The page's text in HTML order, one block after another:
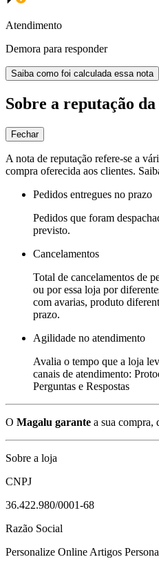
Atendimento
Demora para responder
Saiba como foi calculada essa nota
Sobre a reputação
Fechar
A nota de reputação refere-se a
compra oferecida aos clientes.
Pedidos entregues no prazo
Pedidos que foram
previsto.
Cancelamentos
Total de cancelamentos de
ou por essa loja por
com avarias, produto
prazo.
Agilidade no atendimento
Avalia o tempo que a loja
canais de atendimento:
Perguntas e Respostas
O Magalu garante a sua compra,
Sobre a loja
CNPJ
36.422.980/0001-68
Razão Social
Personalize Online Artigos